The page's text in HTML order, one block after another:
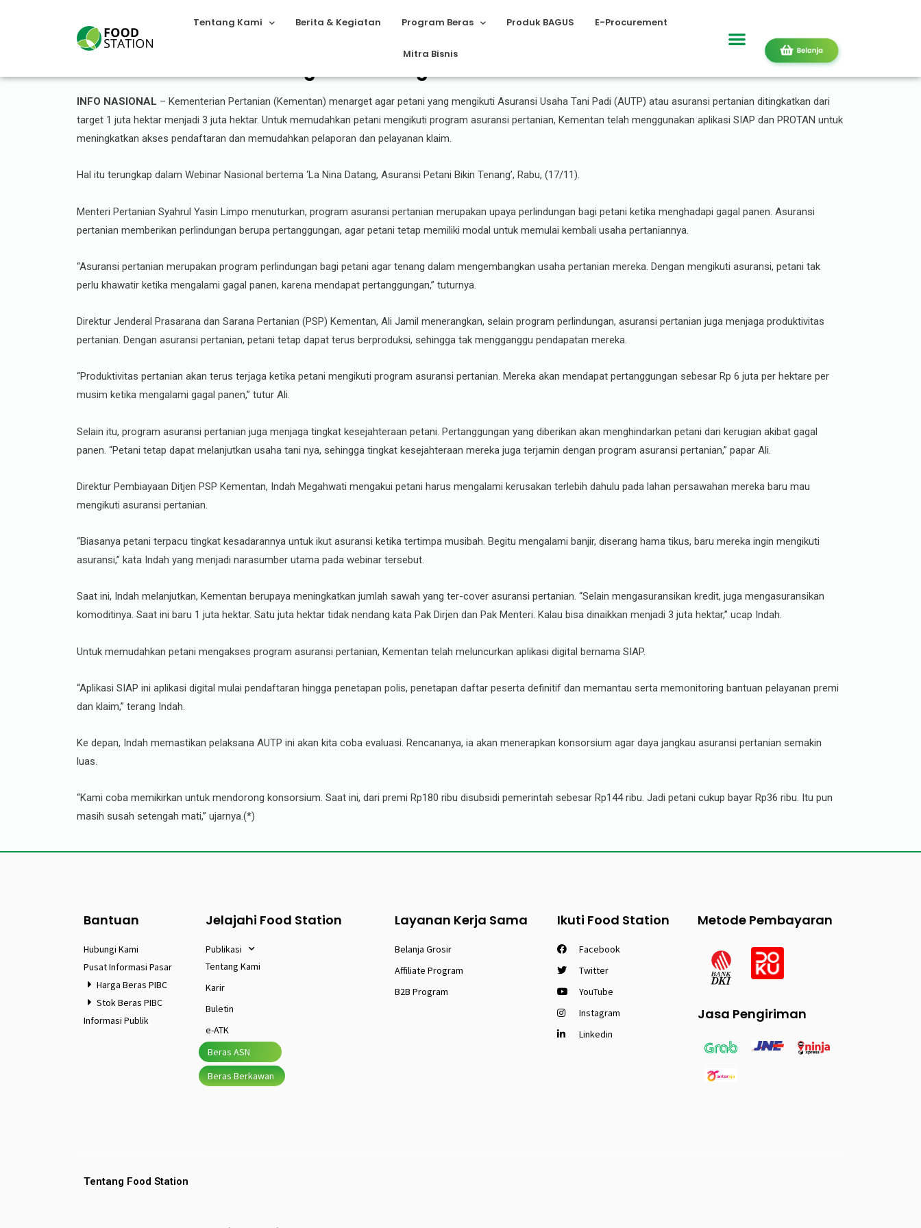
Tentang Kami Berita & Kegiatan Program Beras Produk BAGUS E-Procurement
Mitra Bisnis
Kementan Berencana Tingkatkan Target 3 Juta Hektar Lahan Diasuransikan
INFO NASIONAL – Kementerian Pertanian (Kementan) menarget agar petani yang mengikuti Asuransi Usaha Tani Padi (AUTP) atau asuransi pertanian ditingkatkan dari
target 1 juta hektar menjadi 3 juta hektar. Untuk memudahkan petani mengikuti program asuransi pertanian, Kementan telah menggunakan aplikasi SIAP dan PROTAN untuk
meningkatkan akses pendaftaran dan memudahkan pelaporan dan pelayanan klaim.
Hal itu terungkap dalam Webinar Nasional bertema ‘La Nina Datang, Asuransi Petani Bikin Tenang’, Rabu, (17/11).
Menteri Pertanian Syahrul Yasin Limpo menuturkan, program asuransi pertanian merupakan upaya perlindungan bagi petani ketika menghadapi gagal panen. Asuransi
pertanian memberikan perlindungan berupa pertanggungan, agar petani tetap memiliki modal untuk memulai kembali usaha pertaniannya.
“Asuransi pertanian merupakan program perlindungan bagi petani agar tenang dalam mengembangkan usaha pertanian mereka. Dengan mengikuti asuransi, petani tak
perlu khawatir ketika mengalami gagal panen, karena mendapat pertanggungan,” tuturnya.
Direktur Jenderal Prasarana dan Sarana Pertanian (PSP) Kementan, Ali Jamil menerangkan, selain program perlindungan, asuransi pertanian juga menjaga produktivitas
pertanian. Dengan asuransi pertanian, petani tetap dapat terus berproduksi, sehingga tak mengganggu pendapatan mereka.
“Produktivitas pertanian akan terus terjaga ketika petani mengikuti program asuransi pertanian. Mereka akan mendapat pertanggungan sebesar Rp 6 juta per hektare per
musim ketika mengalami gagal panen,” tutur Ali.
Selain itu, program asuransi pertanian juga menjaga tingkat kesejahteraan petani. Pertanggungan yang diberikan akan menghindarkan petani dari kerugian akibat gagal
panen. “Petani tetap dapat melanjutkan usaha tani nya, sehingga tingkat kesejahteraan mereka juga terjamin dengan program asuransi pertanian,” papar Ali.
Direktur Pembiayaan Ditjen PSP Kementan, Indah Megahwati mengakui petani harus mengalami kerusakan terlebih dahulu pada lahan persawahan mereka baru mau
mengikuti asuransi pertanian.
“Biasanya petani terpacu tingkat kesadarannya untuk ikut asuransi ketika tertimpa musibah. Begitu mengalami banjir, diserang hama tikus, baru mereka ingin mengikuti
asuransi,” kata Indah yang menjadi narasumber utama pada webinar tersebut.
Saat ini, Indah melanjutkan, Kementan berupaya meningkatkan jumlah sawah yang ter-cover asuransi pertanian. “Selain mengasuransikan kredit, juga mengasuransikan
komoditinya. Saat ini baru 1 juta hektar. Satu juta hektar tidak nendang kata Pak Dirjen dan Pak Menteri. Kalau bisa dinaikkan menjadi 3 juta hektar,” ucap Indah.
Untuk memudahkan petani mengakses program asuransi pertanian, Kementan telah meluncurkan aplikasi digital bernama SIAP.
“Aplikasi SIAP ini aplikasi digital mulai pendaftaran hingga penetapan polis, penetapan daftar peserta definitif dan memantau serta memonitoring bantuan pelayanan premi
dan klaim,” terang Indah.
Ke depan, Indah memastikan pelaksana AUTP ini akan kita coba evaluasi. Rencananya, ia akan menerapkan konsorsium agar daya jangkau asuransi pertanian semakin
luas.
“Kami coba memikirkan untuk mendorong konsorsium. Saat ini, dari premi Rp180 ribu disubsidi pemerintah sebesar Rp144 ribu. Jadi petani cukup bayar Rp36 ribu. Itu pun
masih susah setengah mati,” ujarnya.(*)
Bantuan
Hubungi Kami
Pusat Informasi Pasar
Harga Beras PIBC
Stok Beras PIBC
Informasi Publik
Jelajahi Food Station
Publikasi
Tentang Kami
Karir
Buletin
e-ATK
Beras ASN
Beras Berkawan
Layanan Kerja Sama
Belanja Grosir
Affiliate Program
B2B Program
Ikuti Food Station
Facebook
Twitter
YouTube
Instagram
Linkedin
Metode Pembayaran
Jasa Pengiriman
Tentang Food Station